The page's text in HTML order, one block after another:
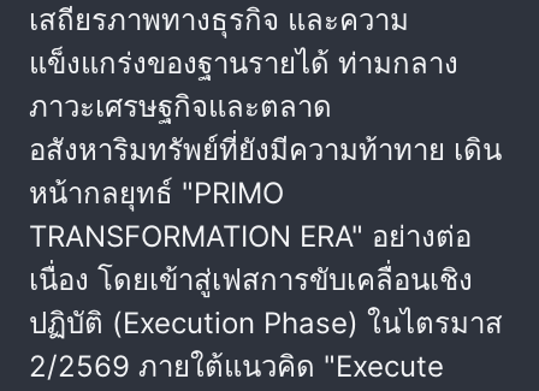
เสถียรภาพทางธุรกิจ และความ
แข็งแกร่งของฐานรายได้ ท่ามกลาง
ภาวะเศรษฐกิจและตลาด
อสังหาริมทรัพย์ที่ยังมีความท้าทาย เดิน
หน้ากลยุทธ์ "PRIMO
TRANSFORMATION ERA" อย่างต่อ
เนื่อง โดยเข้าสู่เฟสการขับเคลื่อนเชิง
ปฏิบัติ (Execution Phase) ในไตรมาส
2/2569 ภายใต้แนวคิด "Execute